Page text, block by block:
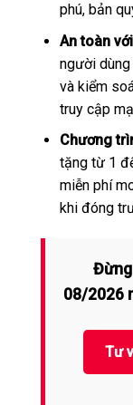
phú, bản
An toàn
người
và kiểm
truy cập
Chương
tặng từ 1
miễn phí
khi đóng
Đừng
08/2026
Tư